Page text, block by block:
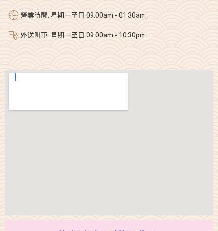
營業時間: 星期一至日 09:00am - 01:30am
外送叫車: 星期一至日 09:00am - 10:30pm